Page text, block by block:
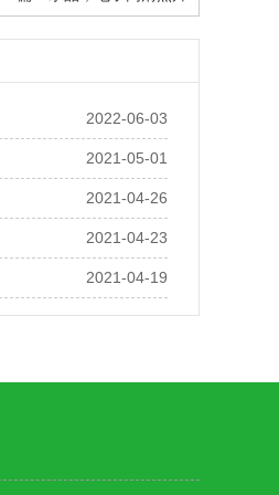
2022-06-03
2021-05-01
2021-04-26
2021-04-23
2021-04-19